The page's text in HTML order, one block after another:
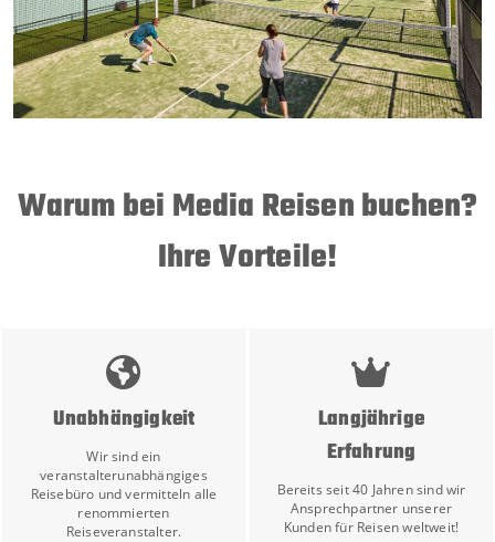
Warum bei Media Reisen buchen?
Ihre Vorteile!
Unabhängigkeit
Wir sind ein
veranstalterunabhängiges
Reisebüro und vermitteln alle
renommierten
Reiseveranstalter.
Langjährige
Erfahrung
Bereits seit 40 Jahren sind wir
Ansprechpartner unserer
Kunden für Reisen weltweit!